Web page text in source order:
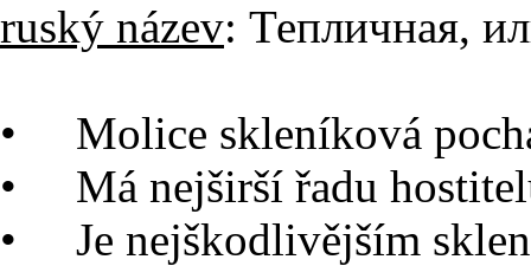
ruský název: Тепличная,
• Molice skleníková
• Má nejširší řadu
• Je nejškodlivějším